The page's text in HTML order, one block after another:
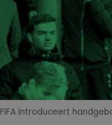
FIFA introduceert